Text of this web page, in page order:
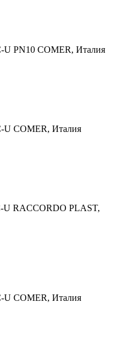
U PN10 COMER, Италия
U COMER, Италия
U RACCORDO PLAST,
U COMER, Италия